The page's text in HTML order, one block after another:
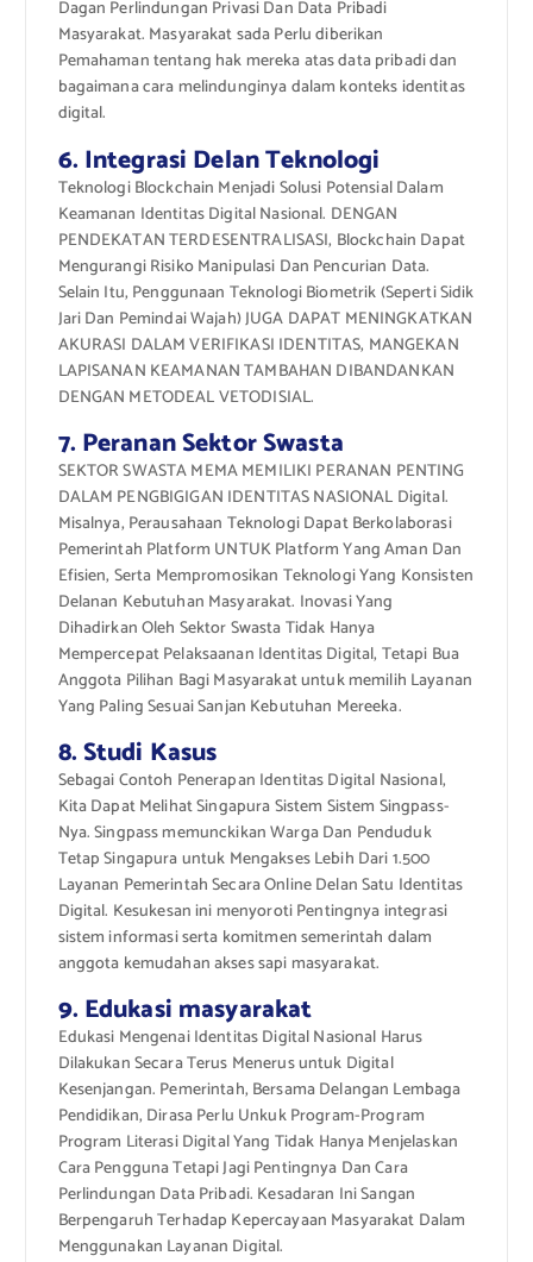
Dagan Perlindungan Privasi Dan Data Pribadi
Masyarakat. Masyarakat sada Perlu diberikan
Pemahaman tentang hak mereka atas data pribadi dan
bagaimana cara melindunginya dalam konteks identitas
digital.
6. Integrasi Delan Teknologi
Teknologi Blockchain Menjadi Solusi Potensial Dalam
Keamanan Identitas Digital Nasional. DENGAN
PENDEKATAN TERDESENTRALISASI, Blockchain Dapat
Mengurangi Risiko Manipulasi Dan Pencurian Data.
Selain Itu, Penggunaan Teknologi Biometrik (Seperti Sidik
Jari Dan Pemindai Wajah) JUGA DAPAT MENINGKATKAN
AKURASI DALAM VERIFIKASI IDENTITAS, MANGEKAN
LAPISANAN KEAMANAN TAMBAHAN DIBANDANKAN
DENGAN METODEAL VETODISIAL.
7. Peranan Sektor Swasta
SEKTOR SWASTA MEMA MEMILIKI PERANAN PENTING
DALAM PENGBIGIGAN IDENTITAS NASIONAL Digital.
Misalnya, Perausahaan Teknologi Dapat Berkolaborasi
Pemerintah Platform UNTUK Platform Yang Aman Dan
Efisien, Serta Mempromosikan Teknologi Yang Konsisten
Delanan Kebutuhan Masyarakat. Inovasi Yang
Dihadirkan Oleh Sektor Swasta Tidak Hanya
Mempercepat Pelaksaanan Identitas Digital, Tetapi Bua
Anggota Pilihan Bagi Masyarakat untuk memilih Layanan
Yang Paling Sesuai Sanjan Kebutuhan Mereeka.
8. Studi Kasus
Sebagai Contoh Penerapan Identitas Digital Nasional,
Kita Dapat Melihat Singapura Sistem Sistem Singpass-
Nya. Singpass memunckikan Warga Dan Penduduk
Tetap Singapura untuk Mengakses Lebih Dari 1.500
Layanan Pemerintah Secara Online Delan Satu Identitas
Digital. Kesukesan ini menyoroti Pentingnya integrasi
sistem informasi serta komitmen semerintah dalam
anggota kemudahan akses sapi masyarakat.
9. Edukasi masyarakat
Edukasi Mengenai Identitas Digital Nasional Harus
Dilakukan Secara Terus Menerus untuk Digital
Kesenjangan. Pemerintah, Bersama Delangan Lembaga
Pendidikan, Dirasa Perlu Unkuk Program-Program
Program Literasi Digital Yang Tidak Hanya Menjelaskan
Cara Pengguna Tetapi Jagi Pentingnya Dan Cara
Perlindungan Data Pribadi. Kesadaran Ini Sangan
Berpengaruh Terhadap Kepercayaan Masyarakat Dalam
Menggunakan Layanan Digital.